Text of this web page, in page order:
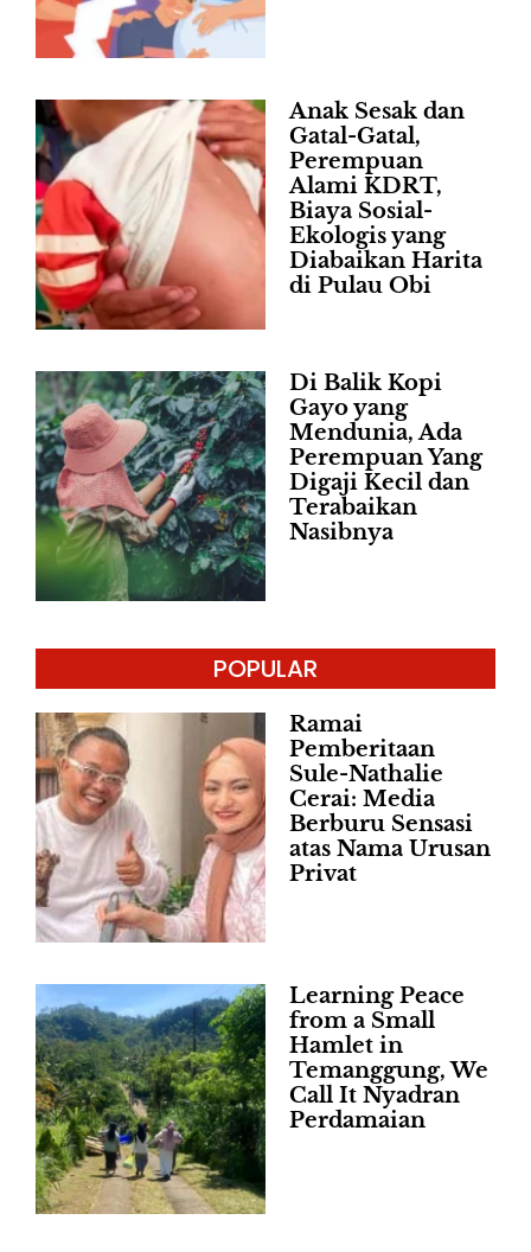
Anak Sesak dan
Gatal-Gatal,
Perempuan
Alami KDRT,
Biaya Sosial-
Ekologis yang
Diabaikan Harita
di Pulau Obi
Di Balik Kopi
Gayo yang
Mendunia, Ada
Perempuan Yang
Digaji Kecil dan
Terabaikan
Nasibnya
POPULAR
Ramai
Pemberitaan
Sule-Nathalie
Cerai: Media
Berburu Sensasi
atas Nama Urusan
Privat
Learning Peace
from a Small
Hamlet in
Temanggung, We
Call It Nyadran
Perdamaian